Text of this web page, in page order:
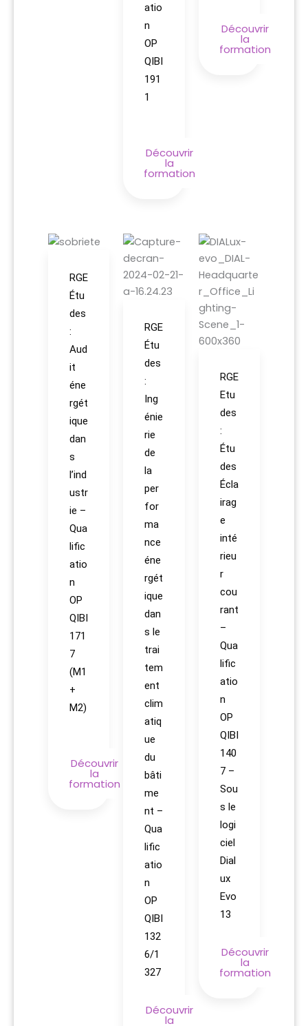
atio
n
OP
QIBI
191
1
Découvrir
la
formation
Découvrir
la
formation
RGE
Étu
des
:
Aud
it
éne
rgét
ique
dan
s
l’ind
ustr
ie –
Qua
lific
atio
n
OP
QIBI
171
7
(M1
+
M2)
Découvrir
la
formation
RGE
Étu
des
:
Ing
énie
rie
de
la
per
for
ma
nce
éne
rgét
ique
dan
s le
trai
tem
ent
clim
atiq
ue
du
bâti
me
nt –
Qua
lific
atio
n
OP
QIBI
132
6/1
327
Découvrir
la
RGE
Etu
des
:
Étu
des
Écla
irag
e
inté
rieu
r
cou
rant
–
Qua
lific
atio
n
OP
QIBI
140
7 –
Sou
s le
logi
ciel
Dial
ux
Evo
13
Découvrir
la
formation